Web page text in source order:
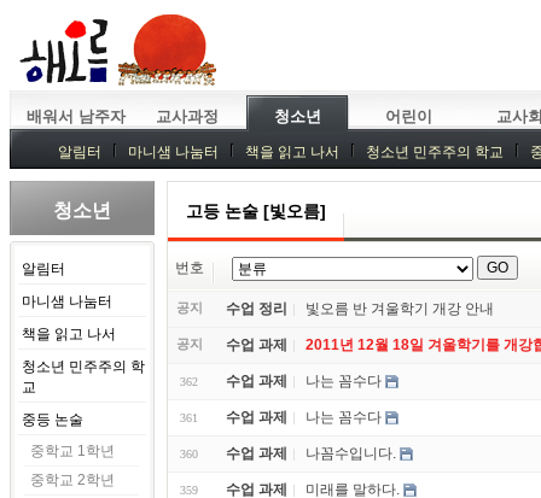
배워서 남주자 교사과정 청소년 어린이 교사
알림터 마니샘 나눔터 책을 읽고 나서 청소년 민주주의 학교
청소년
알림터
마니샘 나눔터
책을 읽고 나서
청소년 민주주의 학
교
중등 논술
중학교 1학년
중학교 2학년
고등 논술 [빛오름]
번호
공지 수업 정리 빛오름 반 겨울학기 개강 안내
공지 수업 과제 2011년 12월 18일 겨울학기를 개강
362 수업 과제 나는 꼼수다
361 수업 과제 나는 꼼수다
360 수업 과제 나꼼수입니다.
359 수업 과제 미래를 말하다.